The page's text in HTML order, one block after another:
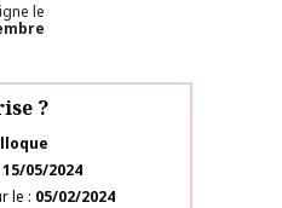
le
?
15/05/2024
le
05/02/2024